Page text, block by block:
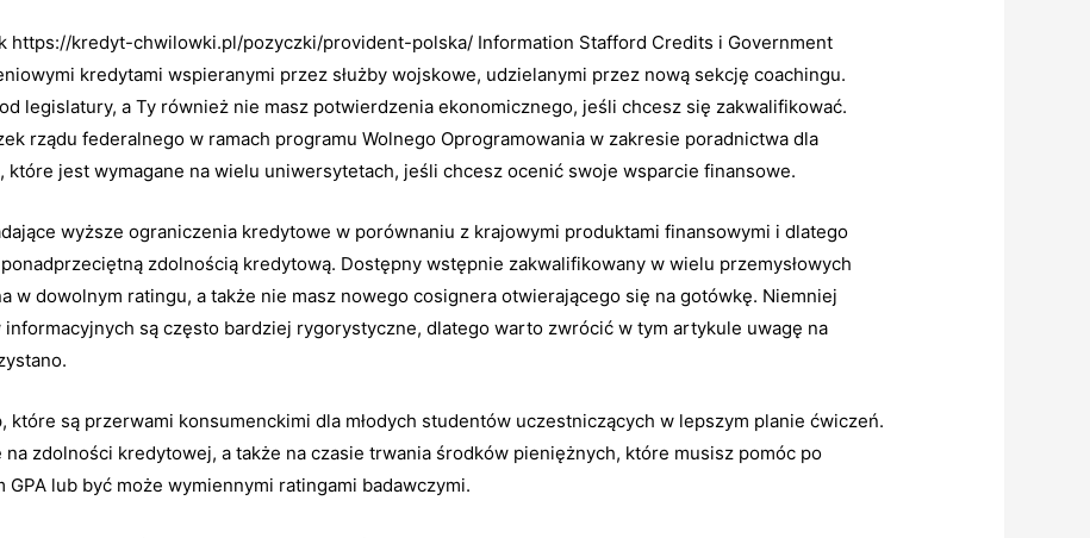
https://kredyt-chwilowki.pl/pozyczki/provident-polska/ Information Stafford Credits i Government
kredytami wspieranymi przez służby wojskowe, udzielanymi przez nową sekcję coachingu.
legislatury, a Ty również nie masz potwierdzenia ekonomicznego, jeśli chcesz się zakwalifikować.
rządu federalnego w ramach programu Wolnego Oprogramowania w zakresie poradnictwa dla
które jest wymagane na wielu uniwersytetach, jeśli chcesz ocenić swoje wsparcie finansowe.
wyższe ograniczenia kredytowe w porównaniu z krajowymi produktami finansowymi i dlatego
zdolnością kredytową. Dostępny wstępnie zakwalifikowany w wielu przemysłowych
w dowolnym ratingu, a także nie masz nowego cosignera otwierającego się na gotówkę. Niemniej
są często bardziej rygorystyczne, dlatego warto zwrócić w tym artykule uwagę na
są przerwami konsumenckimi dla młodych studentów uczestniczących w lepszym planie ćwiczeń.
zdolności kredytowej, a także na czasie trwania środków pieniężnych, które musisz pomóc po
lub być może wymiennymi ratingami badawczymi.